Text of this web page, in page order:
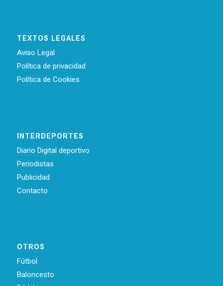
TEXTOS LEGALES
Aviso Legal
Política de privacidad
Política de Cookies
INTERDEPORTES
Diario Digital deportivo
Periodistas
Publicidad
Contacto
OTROS
Fútbol
Baloncesto